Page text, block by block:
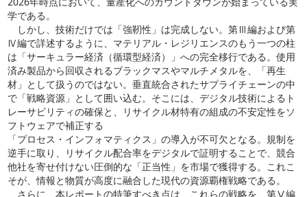
学である。
しかし、技術だけでは「強靭性」は完成しない。第Ⅲ編および第
Ⅳ編で詳述するように、マテリアル・レジリエンスのもう一つの柱
は「サーキュラー経済（循環型経済）」への完全移行である。使用
済み製品から回収されるブラックマスやマルチメタルを、「再生
材」として扱うのではない。垂直統合されたサプライチェーンの中
で「戦略資源」として囲い込む。そこには、デジタル技術によるト
レーサビリティの確保と、リサイクル材特有の組成の不安定性をソ
フトウェアで補正する
「プロセス・インフォマティクス」の導入が不可欠となる。規制を
逆手に取り、リサイクル配合率をデジタルで証明することで、競合
他社を寄せ付けない圧倒的な「正当性」を市場で獲得する。これこ
そが、情報と物質が高度に融合した現代の資源覇権戦略である。
さらに、本レポートの特筆すべき点は、これらの戦略を、第Ⅴ編